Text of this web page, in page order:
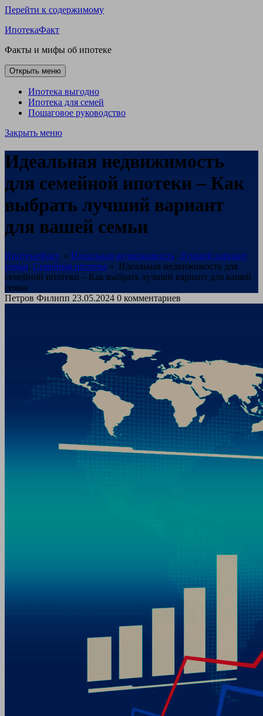
Перейти к содержимому
ИпотекаФакт
Факты и мифы об ипотеке
Открыть меню
Ипотека выгодно
Ипотека для семей
Пошаговое руководство
Закрыть меню
Идеальная недвижимость
для семейной ипотеки – Как
выбрать лучший вариант
для вашей семьи
ИпотекаФакт » Идеальная недвижимость, Лучший вариант
семьи, Семейная ипотека » Идеальная недвижимость для
семейной ипотеки – Как выбрать лучший вариант для вашей
семьи
Петров Филипп 23.05.2024 0 комментариев